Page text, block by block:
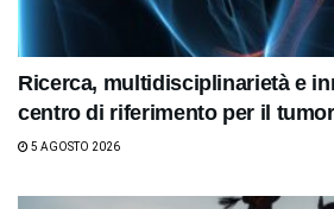
Ricerca, multidisciplinarietà e
centro di riferimento per il
5 AGOSTO 2026